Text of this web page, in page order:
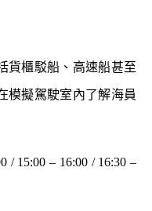
貨櫃駁船、高速船甚至
模擬駕駛室內了解海員
/ 15:00 – 16:00 / 16:30 –